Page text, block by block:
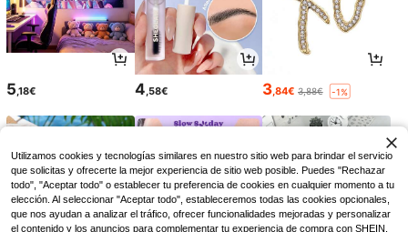
5 ,18€ 4 ,58€ 3 ,84€ 3,88€ -1%
Utilizamos cookies y tecnologías similares en nuestro sitio web para brindar el servicio
que solicitas y ofrecerte la mejor experiencia de sitio web posible. Puedes "Rechazar
todo", "Aceptar todo" o establecer tu preferencia de cookies en cualquier momento a tu
elección. Al seleccionar "Aceptar todo", estableceremos todas las cookies opcionales,
que nos ayudan a analizar el tráfico, ofrecer funcionalidades mejoradas y personalizar
el contenido y los anuncios para complementar tu experiencia de compra con SHEIN.